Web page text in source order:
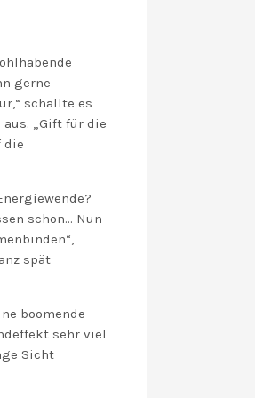
gerne
schallte es
„Gift für die
die
schon… Nun
spät
boomende
sehr viel
Sicht